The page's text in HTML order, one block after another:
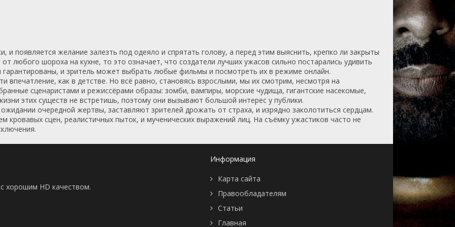
тв
👨‍👩‍👧‍👦 Семейный
⚽ Спорт
🤯 Триллер
😱 Ужасы
🤠 Фильм-нуар
🧝‍♂️ Фэнтези
и появляется желание залезть под одеяло и спрятать голову, а перед этим выяснить, крепко ли закрыты
любого шороха на кухне, то это означает, что создатели лучших ужасов сильно постарались удивить
и зритель может выбрать любые фильмы и посмотреть их в режиме онлайн.
впечатление, как в детстве. Но всё равно, становясь взрослыми, мы их смотрим, несмотря на
сценаристами и режиссёрами образы: зомби, вампиры, морские чудища, гигантские насекомые,
этих существ не встретишь, поэтому они вызывают большой интерес у публики.
очередной жертвы, заставляют зрителей дрожать от страха, и изрядно заколотиться сердцам.
сцен, реалистичных пыток, и мученических выражений лиц. На съёмку ужастиков часто не
хорошим HD качеством.
Информация
Карта сайта
Правообладателям
Статьи
Главная